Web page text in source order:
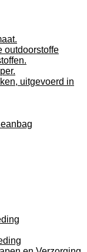
outdoorstoffe
uitgevoerd in